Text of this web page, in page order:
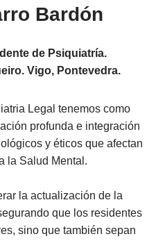
Bardón
de Psiquiatría.
Vigo, Pontevedra.
Legal tenemos como
profunda e integración
y éticos que afectan
la Salud Mental.
la actualización de la
que los residentes
sino que también sepan